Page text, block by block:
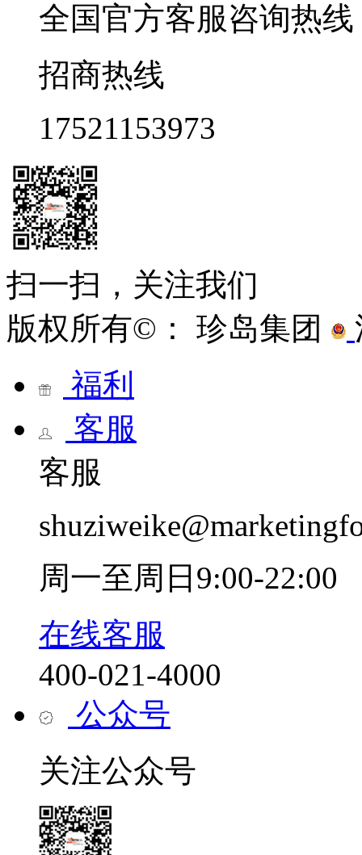
全国官方客服咨询热线
招商热线
17521153973
扫一扫，关注我们
版权所有©： 珍岛集团
福利
客服
客服
周一至周日9:00-22:00
在线客服
400-021-4000
公众号
关注公众号